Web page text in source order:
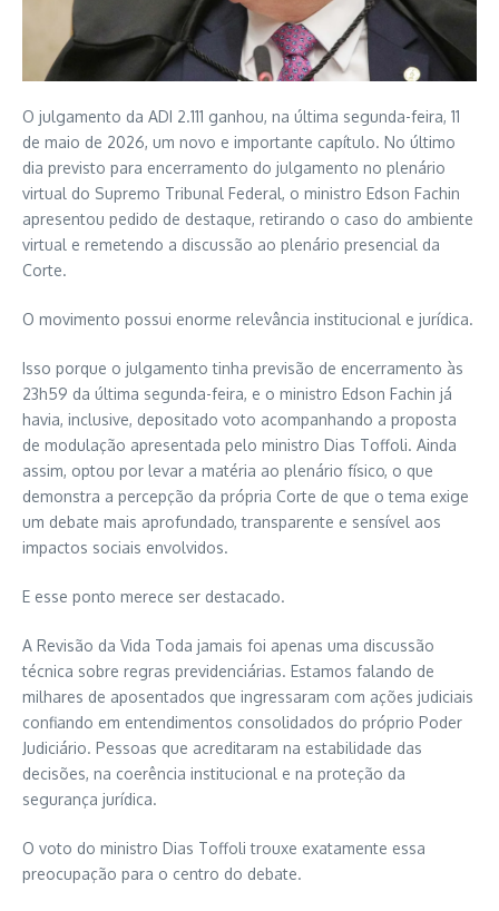
O julgamento da ADI 2.111 ganhou, na última segunda-feira, 11
de maio de 2026, um novo e importante capítulo. No último
dia previsto para encerramento do julgamento no plenário
virtual do Supremo Tribunal Federal, o ministro Edson Fachin
apresentou pedido de destaque, retirando o caso do ambiente
virtual e remetendo a discussão ao plenário presencial da
Corte.
O movimento possui enorme relevância institucional e jurídica.
Isso porque o julgamento tinha previsão de encerramento às
23h59 da última segunda-feira, e o ministro Edson Fachin já
havia, inclusive, depositado voto acompanhando a proposta
de modulação apresentada pelo ministro Dias Toffoli. Ainda
assim, optou por levar a matéria ao plenário físico, o que
demonstra a percepção da própria Corte de que o tema exige
um debate mais aprofundado, transparente e sensível aos
impactos sociais envolvidos.
E esse ponto merece ser destacado.
A Revisão da Vida Toda jamais foi apenas uma discussão
técnica sobre regras previdenciárias. Estamos falando de
milhares de aposentados que ingressaram com ações judiciais
confiando em entendimentos consolidados do próprio Poder
Judiciário. Pessoas que acreditaram na estabilidade das
decisões, na coerência institucional e na proteção da
segurança jurídica.
O voto do ministro Dias Toffoli trouxe exatamente essa
preocupação para o centro do debate.